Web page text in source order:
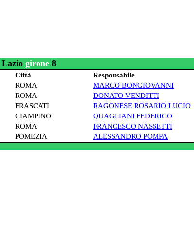
Laziogirone 8
Città
Responsabile
ROMA
MARCO BONGIOVANNI
ROMA
DONATO VENDITTI
FRASCATI
RAGONESE ROSARIO LUCIO
CIAMPINO
QUAGLIANI FEDERICO
ROMA
FRANCESCO NASSETTI
POMEZIA ALESSANDRO POMPA